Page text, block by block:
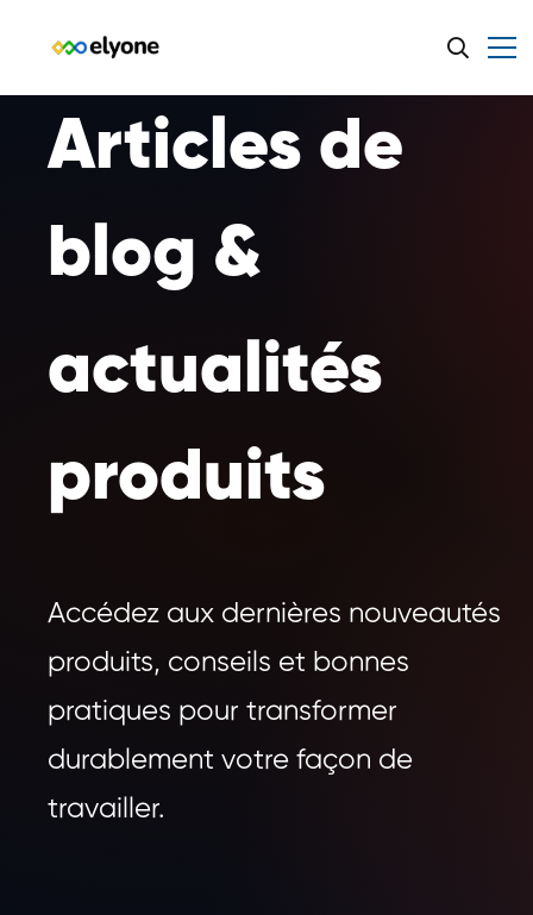
Articles de
blog &
actualités
produits
Accédez aux dernières nouveautés
produits, conseils et bonnes
pratiques pour transformer
durablement votre façon de
travailler.